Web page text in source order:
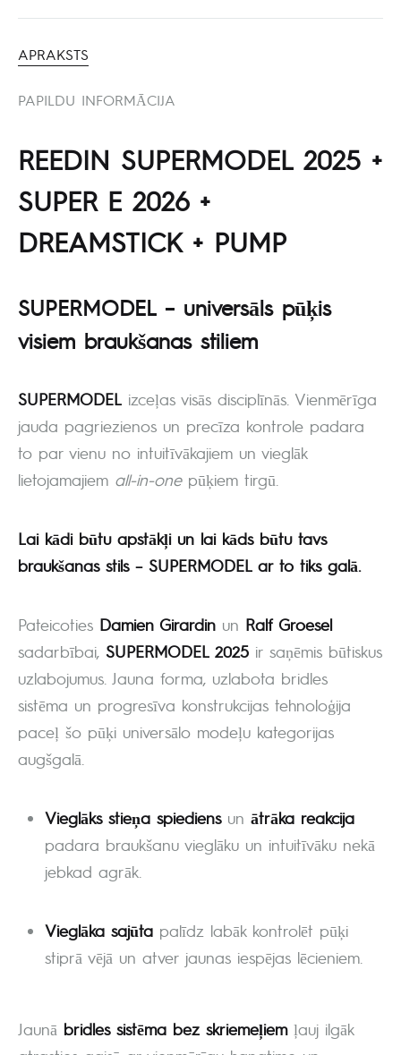
APRAKSTS
PAPILDU INFORMĀCIJA
REEDIN SUPERMODEL 2025 +
SUPER E 2026 +
DREAMSTICK + PUMP
SUPERMODEL – universāls pūķis
visiem braukšanas stiliem
SUPERMODEL izceļas visās disciplīnās. Vienmērīga
jauda pagriezienos un precīza kontrole padara
to par vienu no intuitīvākajiem un vieglāk
lietojamajiem all-in-onepūķiem tirgū.
Lai kādi būtu apstākļi un lai kāds būtu tavs
braukšanas stils – SUPERMODEL ar to tiks galā.
Pateicoties Damien Girardin un Ralf Groesel
sadarbībai, SUPERMODEL 2025 ir saņēmis būtiskus
uzlabojumus. Jauna forma, uzlabota bridles
sistēma un progresīva konstrukcijas tehnoloģija
paceļ šo pūķi universālo modeļu kategorijas
augšgalā.
Vieglāks stieņa spiediensun ātrāka reakcija
padara braukšanu vieglāku un intuitīvāku nekā
jebkad agrāk.
Vieglāka sajūta palīdz labāk kontrolēt pūķi
stiprā vējā un atver jaunas iespējas lēcieniem.
Jaunā bridles sistēma bez skriemeļiemļauj ilgāk